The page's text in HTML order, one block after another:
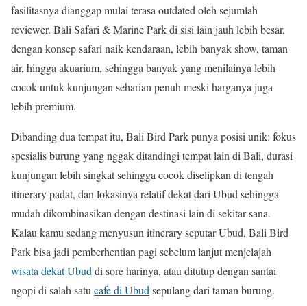
fasilitasnya dianggap mulai terasa outdated oleh sejumlah
reviewer. Bali Safari & Marine Park di sisi lain jauh lebih besar,
dengan konsep safari naik kendaraan, lebih banyak show, taman
air, hingga akuarium, sehingga banyak yang menilainya lebih
cocok untuk kunjungan seharian penuh meski harganya juga
lebih premium.
Dibanding dua tempat itu, Bali Bird Park punya posisi unik: fokus
spesialis burung yang nggak ditandingi tempat lain di Bali, durasi
kunjungan lebih singkat sehingga cocok diselipkan di tengah
itinerary padat, dan lokasinya relatif dekat dari Ubud sehingga
mudah dikombinasikan dengan destinasi lain di sekitar sana.
Kalau kamu sedang menyusun itinerary seputar Ubud, Bali Bird
Park bisa jadi pemberhentian pagi sebelum lanjut menjelajah
wisata dekat Ubud di sore harinya, atau ditutup dengan santai
ngopi di salah satu cafe di Ubud sepulang dari taman burung.